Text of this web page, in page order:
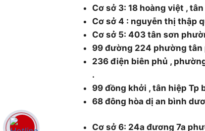
Cơ sở 3: 18 hoàng việt ,
Cơ sở 4 : nguyễn thị thập
Cơ sở 5: 403 tân sơn
99 đường 224 phường tân
236 điện biên phủ ,
.
99 đồng khởi , tân hiệp Tp
68 đông hòa dị an bình
Cơ sở 6: 24a đương 7a